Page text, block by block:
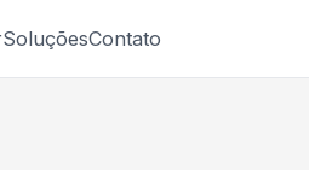
SoluçõesContato